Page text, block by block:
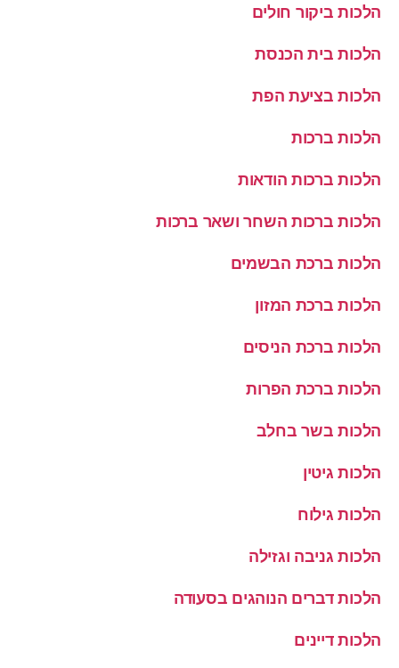
הלכות ביקור חולים
הלכות בית הכנסת
הלכות בציעת הפת
הלכות ברכות
הלכות ברכות הודאות
הלכות ברכות השחר ושאר ברכות
הלכות ברכת הבשמים
הלכות ברכת המזון
הלכות ברכת הניסים
הלכות ברכת הפרות
הלכות בשר בחלב
הלכות גיטין
הלכות גילוח
הלכות גניבה וגזילה
הלכות דברים הנוהגים בסעודה
הלכות דיינים